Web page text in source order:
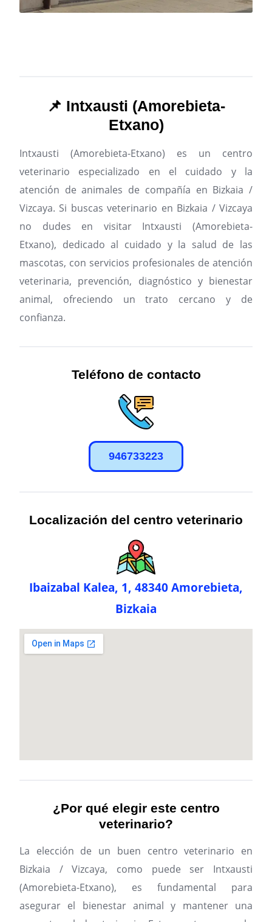
📌 Intxausti (Amorebieta-
Etxano)
Intxausti (Amorebieta-Etxano) es un centro
veterinario especializado en el cuidado y la
atención de animales de compañía en Bizkaia /
Vizcaya. Si buscas veterinario en Bizkaia / Vizcaya
no dudes en visitar Intxausti (Amorebieta-
Etxano), dedicado al cuidado y la salud de las
mascotas, con servicios profesionales de atención
veterinaria, prevención, diagnóstico y bienestar
animal, ofreciendo un trato cercano y de
confianza.
Teléfono de contacto
946733223
Localización del centro veterinario
Ibaizabal Kalea, 1, 48340 Amorebieta,
Bizkaia
¿Por qué elegir este centro
veterinario?
La elección de un buen centro veterinario en
Bizkaia / Vizcaya, como puede ser Intxausti
(Amorebieta-Etxano), es fundamental para
asegurar el bienestar animal y mantener una